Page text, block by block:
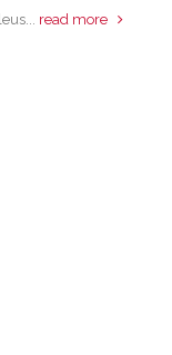
read more